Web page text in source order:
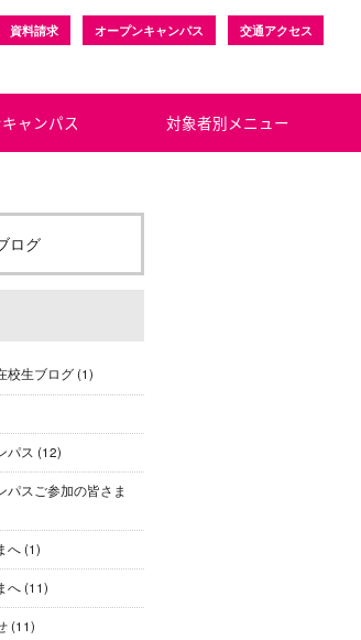
資料請求 オープンキャンパス 交通アクセス
ャンパス 対象者別メニュー
ログ
校生ブログ(1)
パス (12)
パスご参加の皆さま
へ(1)
へ(11)
(11)